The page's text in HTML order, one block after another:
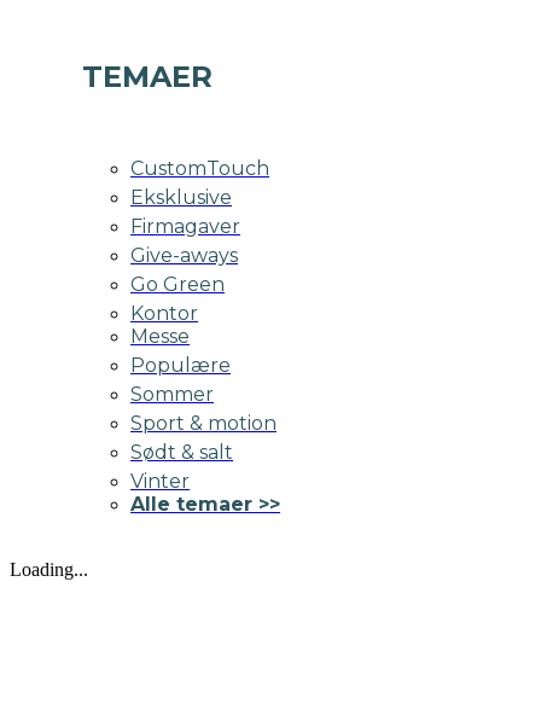
TEMAER
CustomTouch
Eksklusive
Firmagaver
Give-aways
Go Green
Kontor
Messe
Populære
Sommer
Sport & motion
Sødt & salt
Vinter
Alle temaer >>
Loading...